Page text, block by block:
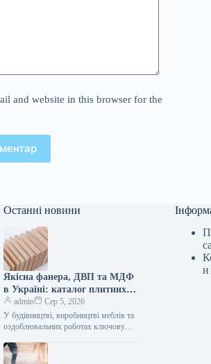
and website in this browser for the
Останні новини
Якісна фанера, ДВП та МДФ
в Україні: каталог плитних
матеріалів від «ВІН-ВУД»
admin
Сер 5, 2026
У будівництві, виробництві меблів та
оздоблювальних роботах ключову
сировини. Компанія «ВІН-ВУД» уже
тривалий час займається…
и